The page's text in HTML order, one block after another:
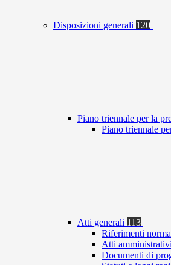
Disposizioni generali 120
Piano triennale per la
Piano triennale
Atti generali 113
Riferimenti
Atti
Documenti di